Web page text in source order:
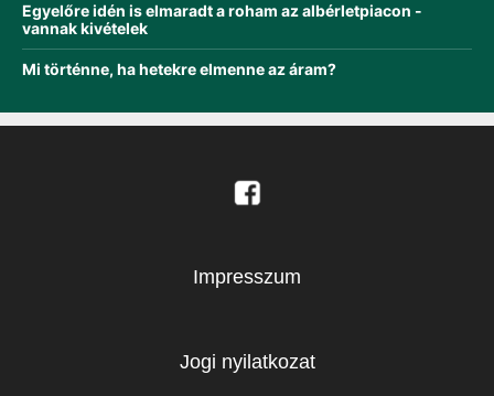
Egyelőre idén is elmaradt a roham az albérletpiacon -
vannak kivételek
Mi történne, ha hetekre elmenne az áram?
Impresszum
Jogi nyilatkozat